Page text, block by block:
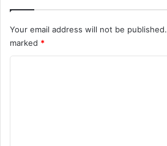
Your email address will not be published.
marked *